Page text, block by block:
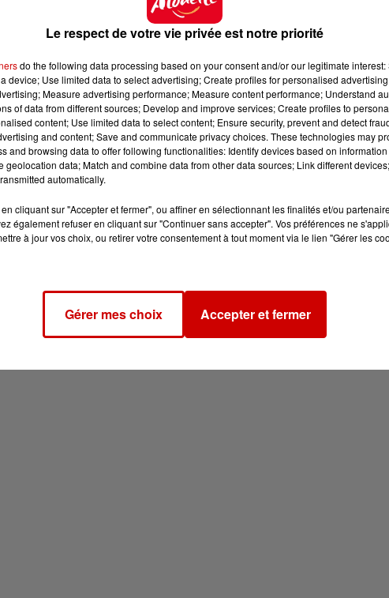
Le respect de votre vie privée est notre priorité
do the following data processing based on your consent and/or our legitimate interest:
device; Use limited data to select advertising; Create profiles for personalised
Measure advertising performance; Measure content performance; Understand
of data from different sources; Develop and improve services; Create profiles to
content; Use limited data to select content; Ensure security, prevent and detect
and content; Save and communicate privacy choices. These technologies may
and browsing data to offer following functionalities: Identify devices based on
geolocation data; Match and combine data from other data sources; Link different
automatically.
cliquant sur "Accepter et fermer", ou affiner en sélectionnant les finalités et/ou
également refuser en cliquant sur "Continuer sans accepter". Vos préférences ne
à jour vos choix, ou retirer votre consentement à tout moment via le lien "Gérer les
Gérer mes choix Accepter et fermer